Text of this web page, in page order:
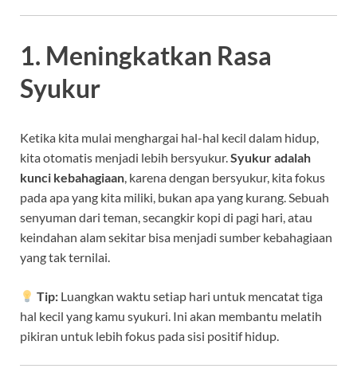
1. Meningkatkan Rasa
Syukur
Ketika kita mulai menghargai hal-hal kecil dalam hidup,
kita otomatis menjadi lebih bersyukur.Syukur adalah
kunci kebahagiaan, karena dengan bersyukur, kita fokus
pada apa yang kita miliki, bukan apa yang kurang. Sebuah
senyuman dari teman, secangkir kopi di pagi hari, atau
keindahan alam sekitar bisa menjadi sumber kebahagiaan
yang tak ternilai.
Tip: Luangkan waktu setiap hari untuk mencatat tiga
hal kecil yang kamu syukuri. Ini akan membantu melatih
pikiran untuk lebih fokus pada sisi positif hidup.